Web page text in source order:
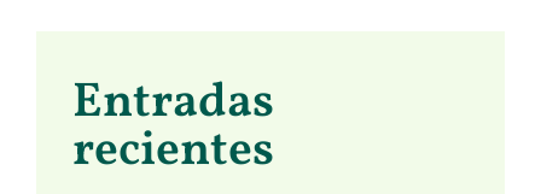
Entradas
recientes